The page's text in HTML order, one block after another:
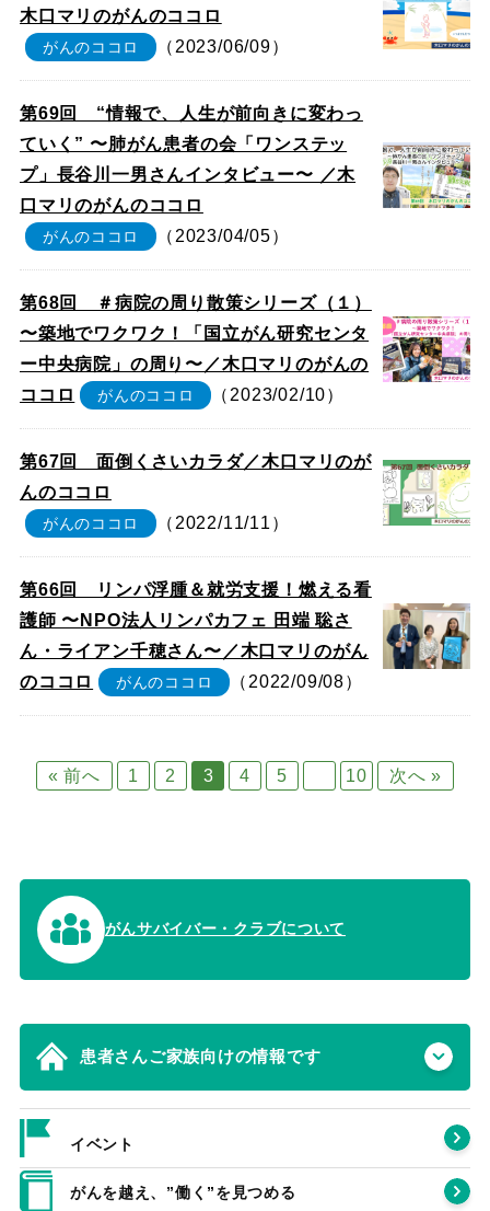
木口マリのがんのココロ
がんのココロ （2023/06/09）
第69回 “情報で、人生が前向きに変わっ
ていく” 〜肺がん患者の会「ワンステッ
プ」長谷川一男さんインタビュー〜 ／木
口マリのがんのココロ
がんのココロ （2023/04/05）
第68回 ＃病院の周り散策シリーズ（１）
〜築地でワクワク！「国立がん研究センタ
ー中央病院」の周り〜／木口マリのがんの
ココロ
がんのココロ （2023/02/10）
第67回 面倒くさいカラダ／木口マリのが
んのココロ
がんのココロ （2022/11/11）
第66回 リンパ浮腫＆就労支援！燃える看
護師 〜NPO法人リンパカフェ 田端 聡さ
ん・ライアン千穂さん〜／木口マリのがん
のココロ
がんのココロ （2022/09/08）
« 前へ 1 2 3 4 5 10 次へ »
がんサバイバー・クラブについて
患者さんご家族向けの情報です
イベント
がんを越え、”働く”を見つめる